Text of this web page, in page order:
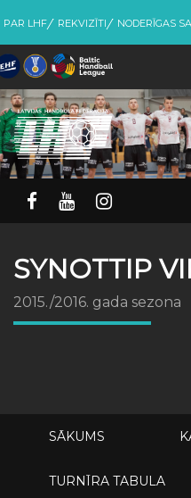
PAR LHF REKVIZĪTI NODERĪGAS
SYNOTTIP
2015./2016. gada sezona
SĀKUMS
TURNĪRA TABULA